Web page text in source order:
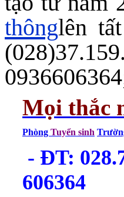
thônglên
Mọi thắc
Phòng Tuyển sinh
- ĐT:
606364